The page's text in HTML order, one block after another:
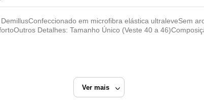
Ver mais
em microfibra elástica ultraleveSem
Detalhes: Tamanho Único (Veste 40 a